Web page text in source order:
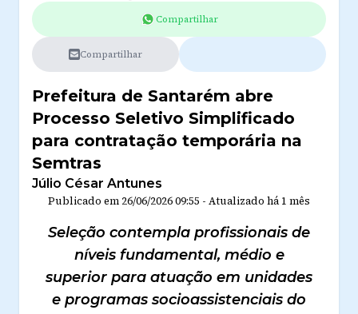
Compartilhar
Compartilhar
Prefeitura de Santarém abre
Processo Seletivo Simplificado
para contratação temporária na
Semtras
Júlio César Antunes
Publicado em 26/06/2026 09:55 - Atualizado há 1 mês
Seleção contempla profissionais de
níveis fundamental, médio e
superior para atuação em unidades
e programas socioassistenciais do